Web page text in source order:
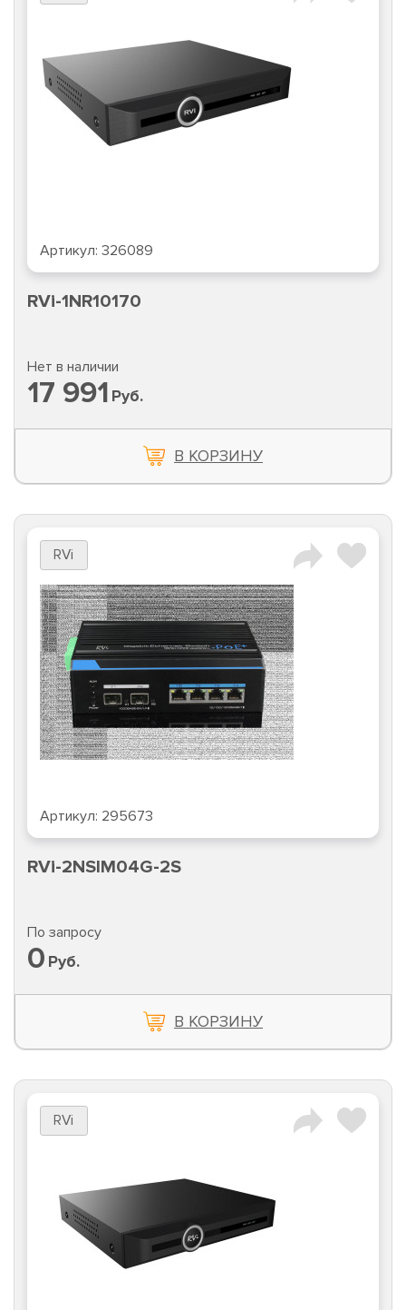
Артикул: 326089
RVi-1NR10170
Нет в наличии
17 991 Руб.
В КОРЗИНУ
RVi
Артикул: 295673
RVi-2NSIM04G-2S
По запросу
0 Руб.
В КОРЗИНУ
RVi